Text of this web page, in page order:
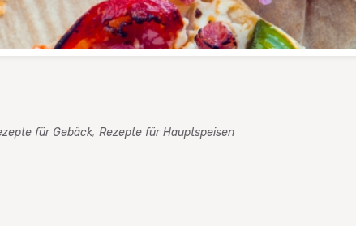
für Gebäck, Rezepte für Hauptspeisen